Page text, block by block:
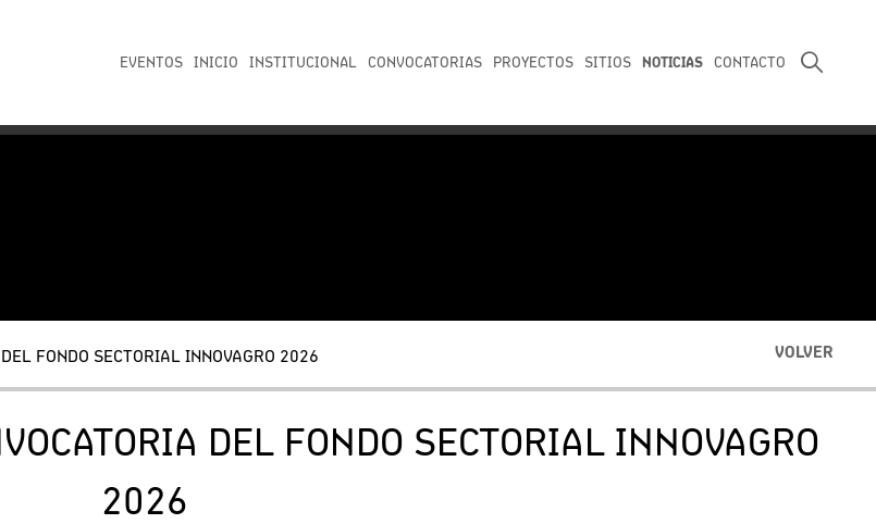
CONTACTO
NOTICIAS
SITIOS
PROYECTOS
CONVOCATORIAS
INSTITUCIONAL
INICIO
EVENTOS
FONDO SECTORIAL INNOVAGRO 2026 VOLVER
DEL FONDO SECTORIAL INNOVAGRO
2026